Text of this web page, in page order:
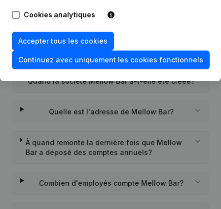
Quel est le numéro de TVA de Mellow Bar?
Quel est l'identifiant PEPPOL de Mellow Bar?
Quand la société Mellow Bar a-t-elle été créée?
Quelle est l'adresse de Mellow Bar?
À quand remonte la dernière fois que Mellow
Bar a déposé des comptes annuels?
Combien d'employés compte Mellow Bar?
Cookies analytiques
Accepter tous les cookies
Continuez avec uniquement les cookies fonctionnels